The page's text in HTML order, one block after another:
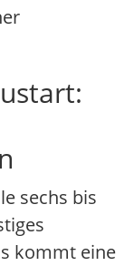
sechs bis
kommt eine